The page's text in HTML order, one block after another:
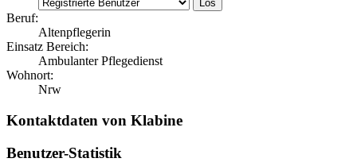
Beruf:
Altenpflegerin
Einsatz Bereich:
Ambulanter Pflegedienst
Wohnort:
Nrw
Kontaktdaten von Klabine
Benutzer-Statistik